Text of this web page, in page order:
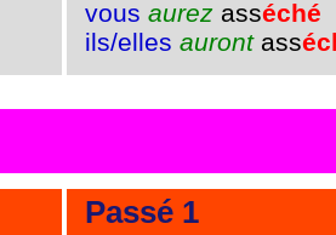
vous aurez asséché
ils/elles aurontass
Passé 1